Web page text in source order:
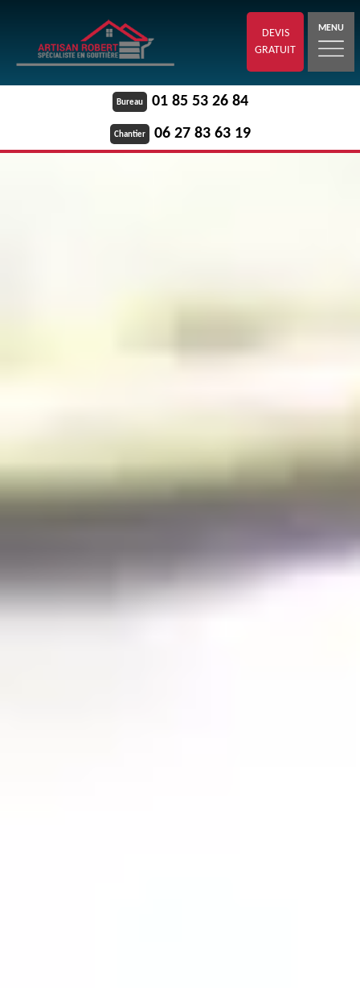
DEVIS
GRATUIT
MENU
Bureau 01 85 53 26 84
Chantier 06 27 83 63 19